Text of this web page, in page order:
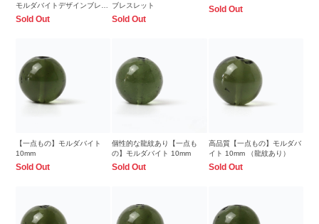
モルダバイトデザインブレス
レット
Sold Out
ブレスレット
Sold Out
Sold Out
【一点もの】モルダバイト
10mm
Sold Out
個性的な龍紋あり【一点も
の】モルダバイト 10mm
Sold Out
高品質【一点もの】モルダバ
イト 10mm （龍紋あり）
Sold Out